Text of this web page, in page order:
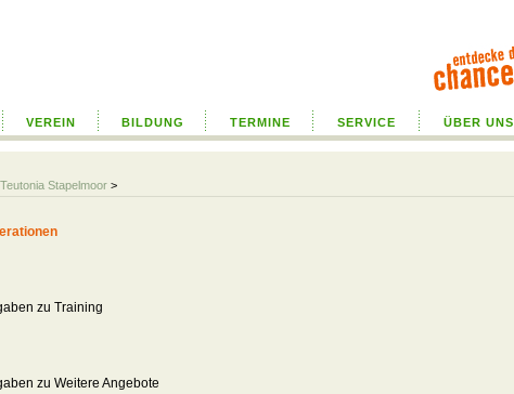
VEREIN BILDUNG TERMINE SERVICE ÜBER UNS
Stapelmoor >
zu Training
zu Weitere Angebote